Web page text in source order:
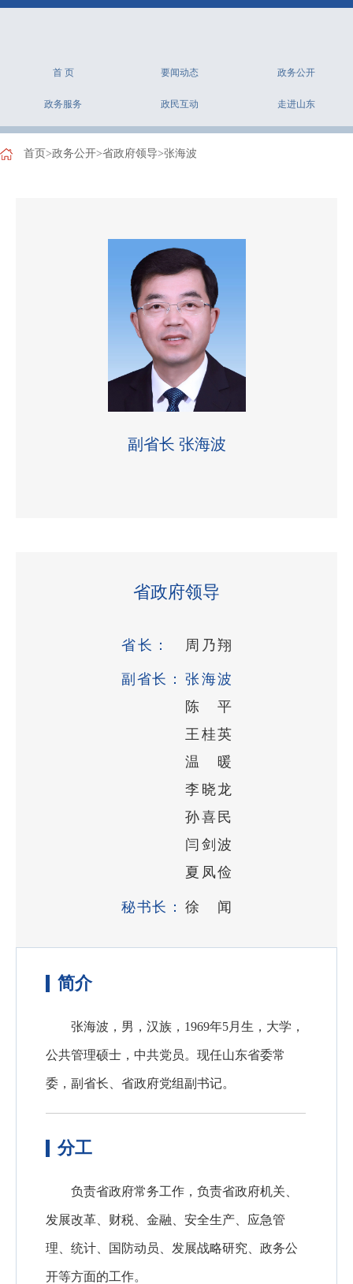
首 页 要闻动态 政务公开
政务服务 政民互动 走进山东
首页 >政务公开>省政府领导>张海波
副省长 张海波
省政府领导
省长： 周乃翔
副省长： 张海波
陈 平
王桂英
温 暖
李晓龙
孙喜民
闫剑波
夏凤俭
秘书长： 徐 闻
简介
张海波，男，汉族，1969年5月生，大学，
公共管理硕士，中共党员。现任山东省委常
委，副省长、省政府党组副书记。
分工
负责省政府常务工作，负责省政府机关、
发展改革、财税、金融、安全生产、应急管
理、统计、国防动员、发展战略研究、政务公
开等方面的工作。